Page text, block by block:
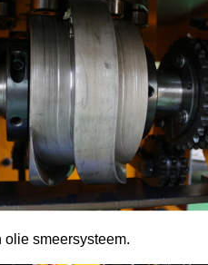
olie smeersysteem.